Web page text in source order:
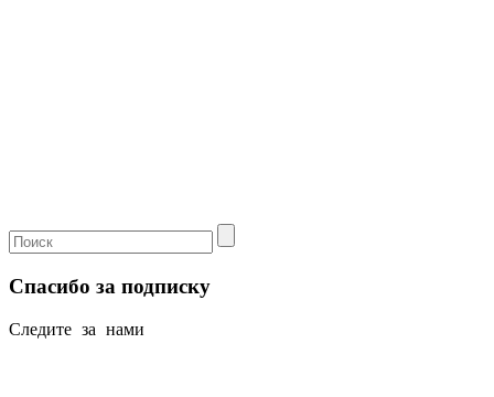
Спасибо за подписку
Следите за нами